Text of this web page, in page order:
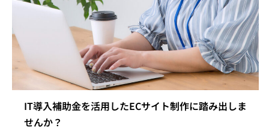
IT導入補助金を活用したECサイト制作に踏み出しま
せんか？